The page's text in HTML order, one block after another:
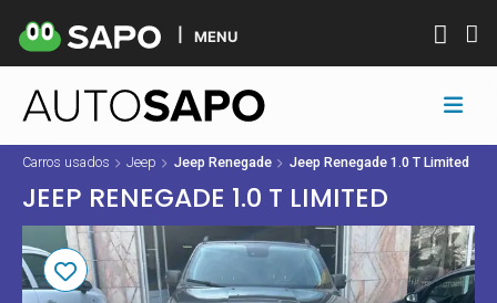
MENU
Carros usados Jeep Jeep Renegade Jeep Renegade 1.0 T Limited
JEEP RENEGADE 1.0 T LIMITED